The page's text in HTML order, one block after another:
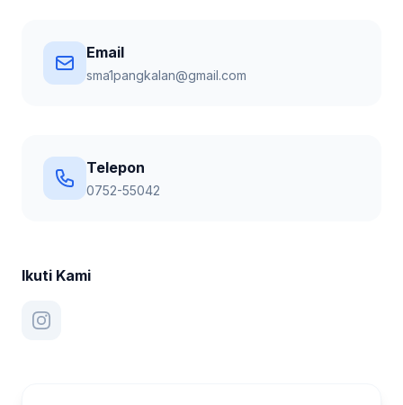
Email
sma1pangkalan@gmail.com
Telepon
0752-55042
Ikuti Kami